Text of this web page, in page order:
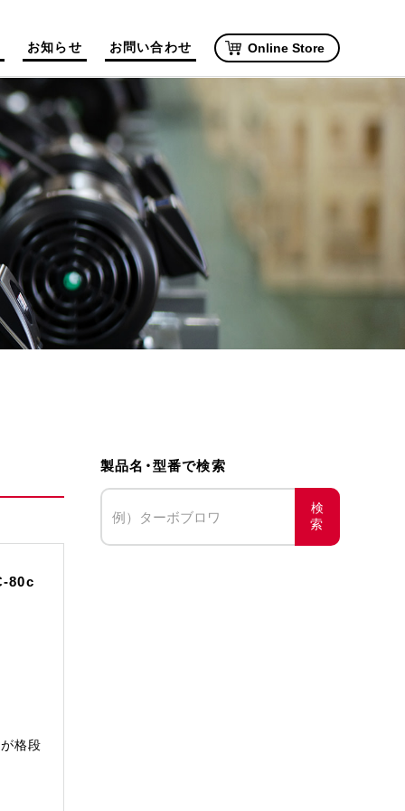
お知らせ お問い合わせ Online Store
80c
格段
製品名・型番で検索
検
索